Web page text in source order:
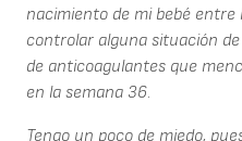
nacimiento de mi bebé
controlar alguna situación
de anticoagulantes que
en la semana 36.
Tengo un poco de miedo,